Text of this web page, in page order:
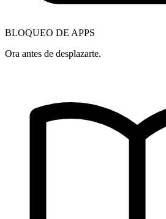
BLOQUEO DE APPS
Ora antes de desplazarte.